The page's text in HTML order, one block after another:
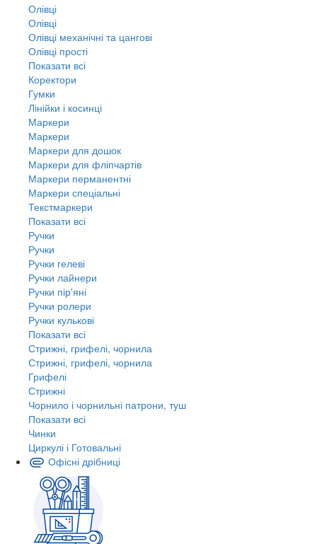
Олівці
Олівці
Олівці механічні та цангові
Олівці прості
Показати всі
Коректори
Гумки
Лінійки і косинці
Маркери
Маркери
Маркери для дошок
Маркери для фліпчартів
Маркери перманентні
Маркери спеціальні
Текстмаркери
Показати всі
Ручки
Ручки
Ручки гелеві
Ручки лайнери
Ручки пір'яні
Ручки ролери
Ручки кулькові
Показати всі
Стрижні, грифелі, чорнила
Стрижні, грифелі, чорнила
Грифелі
Стрижні
Чорнило і чорнильні патрони, туш
Показати всі
Чинки
Циркулі і Готовальні
Офісні дрібниці